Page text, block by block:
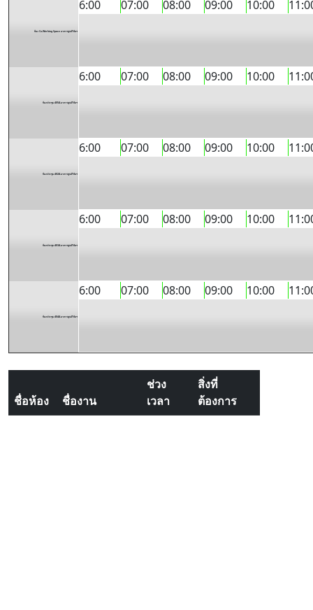
ห้อง Co-Working Space อาคารศูนย์วิจัยฯ
6:00 07:00 08:00 09:00 10:00
ห้องประชุม 405A อาคารศูนย์วิจัยฯ
6:00 07:00 08:00 09:00 10:00
ห้องประชุม 402A อาคารศูนย์วิจัยฯ
6:00 07:00 08:00 09:00 10:00
ห้องประชุม 403A อาคารศูนย์วิจัยฯ
6:00 07:00 08:00 09:00 10:00
ห้องประชุม 404A อาคารศูนย์วิจัยฯ
6:00 07:00 08:00 09:00 10:00
ชื่อห้อง ชื่องาน
ช่วง
เวลา
สิ่งที่
ต้องการ